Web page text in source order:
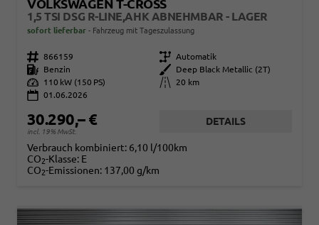
VOLKSWAGEN T-CROSS
1,5 TSI DSG R-LINE,AHK ABNEHMBAR - LAGER
sofort lieferbar Fahrzeug mit Tageszulassung
Fahrzeugnr. 866159 Getriebe Automatik
Kraftstoff
Benzin Außenfarbe
Deep Black Metallic (2T)
Leistung
110 kW (150 PS) Kilometerstand
20 km
01.06.2026
30.290,– €
incl. 19% MwSt.
DETAILS
Verbrauch kombiniert: 6,10 l/100km
CO2-Klasse: E
CO2-Emissionen: 137,00 g/km